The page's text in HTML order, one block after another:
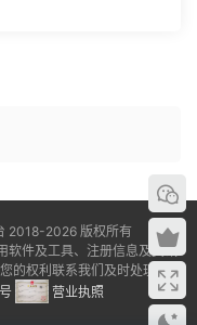
2018-2026 版权所有
软件及工具、注册信息及资讯
的权利联系我们及时处理
营业执照